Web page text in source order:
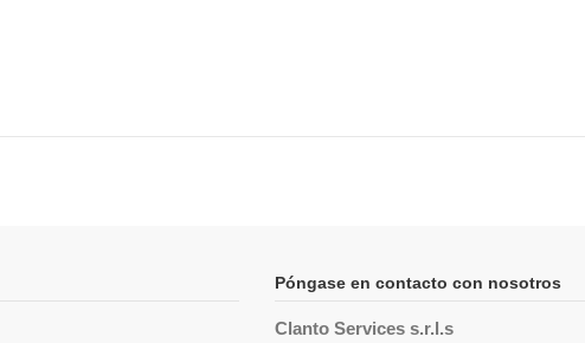
Póngase en contacto con nosotros
Clanto Services s.r.l.s